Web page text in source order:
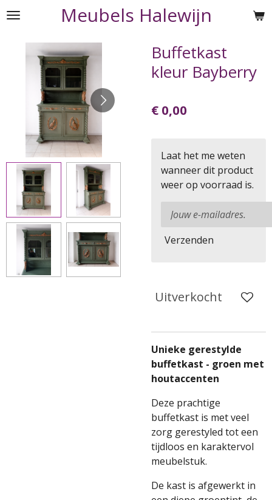
Ga
naar
hoofdinhoud
Meubels Halewijn
Buffetkast
kleur Bayberry
€ 0,00
Laat het me weten
wanneer dit product
weer op voorraad is.
Verzenden
Uitverkocht
Unieke gerestylde
buffetkast - groen met
houtaccenten
Deze prachtige
buffetkast is met veel
zorg gerestyled tot een
tijdloos en karaktervol
meubelstuk.
De kast is afgewerkt in